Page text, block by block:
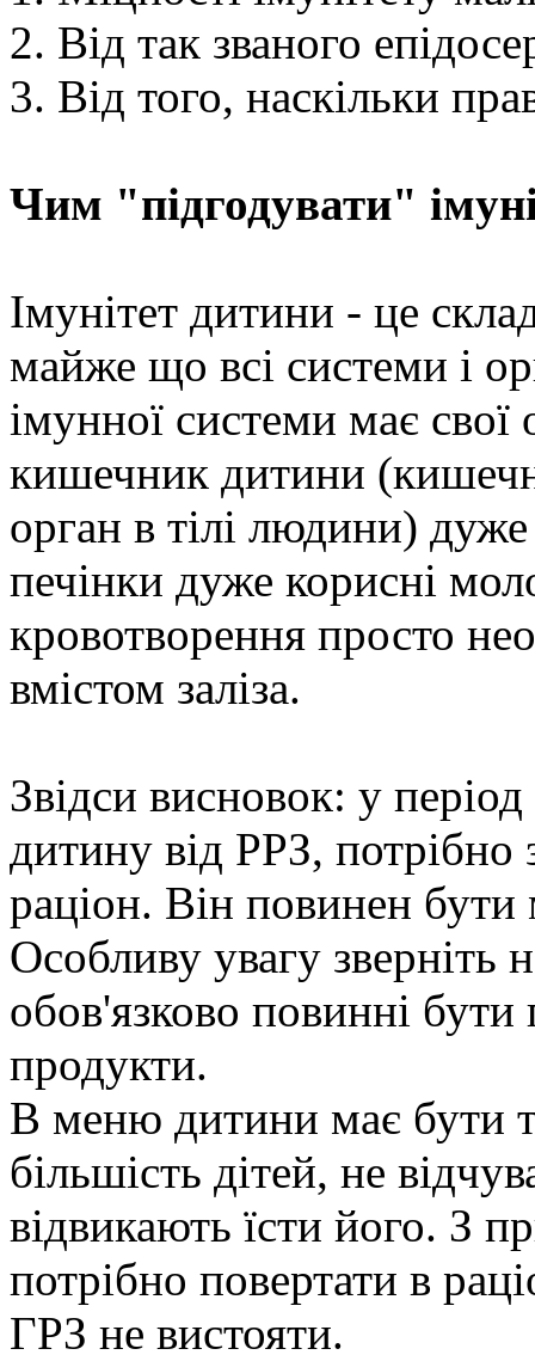
2. Від так званого
3. Від того, наскільки
Чим "підгодувати"
Імунітет дитини - це
майже що всі системи і
імунної системи має
кишечник дитини
орган в тілі людини)
печінки дуже корисні
кровотворення просто
вмістом заліза.
Звідси висновок: у
дитину від РРЗ, потрібно
раціон. Він повинен
Особливу увагу зверніть
обов'язково повинні бути
продукти.
В меню дитини має бути
більшість дітей, не
відвикають їсти його. З
потрібно повертати в
ГРЗ не вистояти.